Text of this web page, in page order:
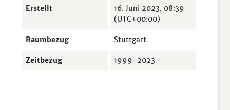
Erstellt
16. Juni 2023, 08:39
(UTC+00:00)
Raumbezug Stuttgart
Zeitbezug 1999-2023